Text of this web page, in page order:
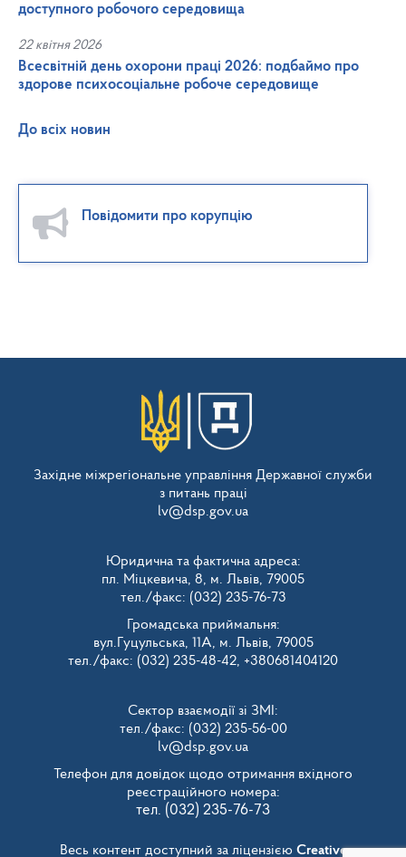
доступного робочого середовища
22 квітня 2026
Всесвітній день охорони праці 2026: подбаймо про
здорове психосоціальне робоче середовище
До всіх новин
Повідомити про корупцію
Західне міжрегіональне управління Державної служби
з питань праці
lv@dsp.gov.ua
Юридична та фактична адреса:
пл. Міцкевича, 8, м. Львів, 79005
тел./факс: (032) 235-76-73
Громадська приймальня:
вул.Гуцульська, 11А, м. Львів, 79005
тел./факс: (032) 235-48-42, +380681404120
Сектор взаємодії зі ЗМІ:
тел./факс: (032) 235-56-00
lv@dsp.gov.ua
Телефон для довідок щодо отримання вхідного
реєстраційного номера:
тел. (032) 235-76-73
Весь контент доступний за ліцензією Creative